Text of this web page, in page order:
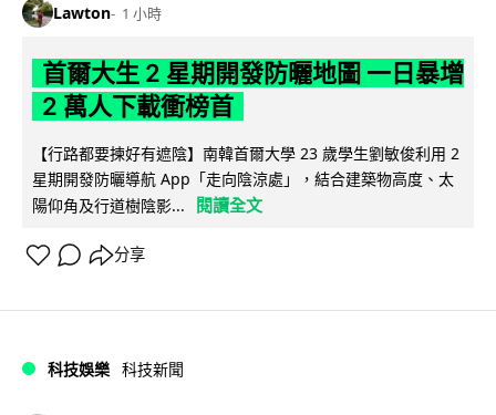
Lawton 1 小時
首爾大生 2 星期開發防曬地圖 一日暴增
2 萬人下載衝榜首
【行路都要揀好有遮陰】南韓首爾大學 23 歲學生劉敏俊利用 2
星期開發防曬導航 App「走向陰涼處」，結合建築物高度、太
陽仰角及行道樹陰影...
閱讀全文
分享
科技娛樂 科技新聞